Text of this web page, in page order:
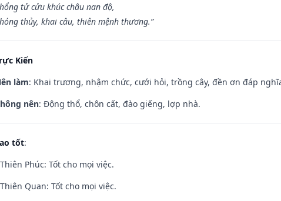
tử cửu khúc châu nan độ,
thủy, khai câu, thiên mệnh thương.”
Kiến
làm: Khai trương, nhậm chức, cưới hỏi, trồng cây, đền ơn đáp
nên: Động thổ, chôn cất, đào giếng, lợp nhà.
tốt:
Phúc: Tốt cho mọi việc.
Quan: Tốt cho mọi việc.